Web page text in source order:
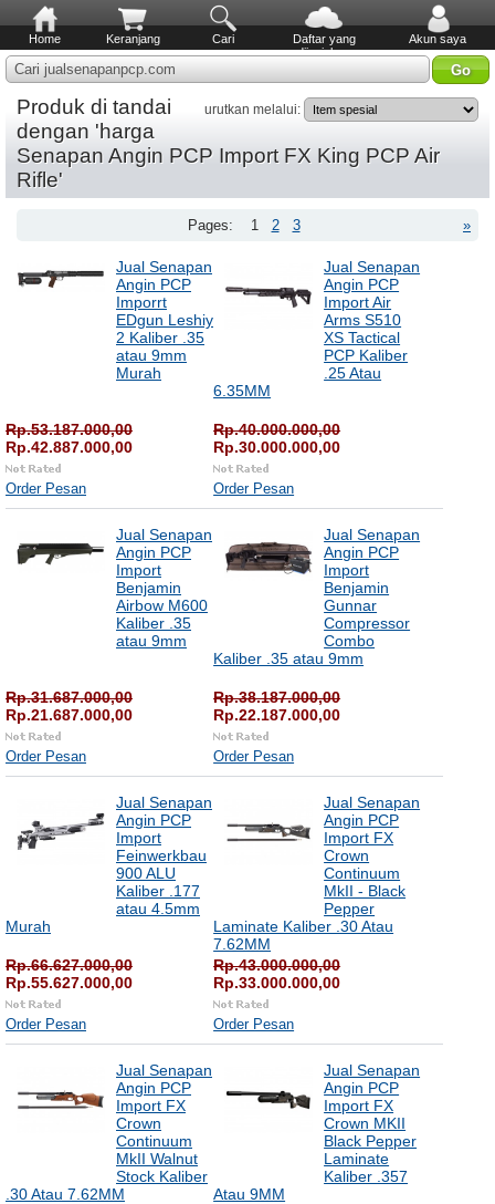
Home Keranjang Cari
Daftar yang
diinginkan
Akun saya
Cari jualsenapanpcp.com
urutkan melalui:
Produk di tandai
dengan 'harga
Senapan Angin PCP Import FX King PCP Air
Rifle'
»
Pages: 1 2 3
Jual Senapan
Angin PCP
Imporrt
EDgun Leshiy
2 Kaliber .35
atau 9mm
Murah
Rp.53.187.000,00
Rp.42.887.000,00
Order Pesan
Jual Senapan
Angin PCP
Import Air
Arms S510
XS Tactical
PCP Kaliber
.25 Atau
6.35MM
Rp.40.000.000,00
Rp.30.000.000,00
Order Pesan
Jual Senapan
Angin PCP
Import
Benjamin
Airbow M600
Kaliber .35
atau 9mm
Rp.31.687.000,00
Rp.21.687.000,00
Order Pesan
Jual Senapan
Angin PCP
Import
Benjamin
Gunnar
Compressor
Combo
Kaliber .35 atau 9mm
Rp.38.187.000,00
Rp.22.187.000,00
Order Pesan
Jual Senapan
Angin PCP
Import
Feinwerkbau
900 ALU
Kaliber .177
atau 4.5mm
Murah
Rp.66.627.000,00
Rp.55.627.000,00
Order Pesan
Jual Senapan
Angin PCP
Import FX
Crown
Continuum
MkII - Black
Pepper
Laminate Kaliber .30 Atau
7.62MM
Rp.43.000.000,00
Rp.33.000.000,00
Order Pesan
Jual Senapan
Angin PCP
Import FX
Crown
Continuum
MkII Walnut
Stock Kaliber
.30 Atau 7.62MM
Jual Senapan
Angin PCP
Import FX
Crown MKII
Black Pepper
Laminate
Kaliber .357
Atau 9MM